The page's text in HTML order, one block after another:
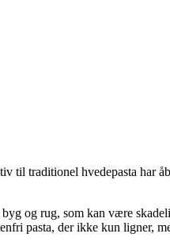
til traditionel hvedepasta har
og rug, som kan være
pasta, der ikke kun ligner,